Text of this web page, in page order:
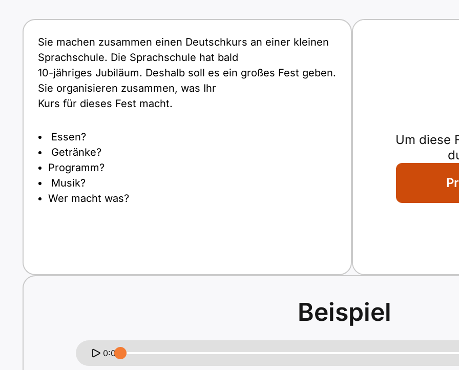
Sie machen zusammen einen Deutschkurs an einer kleinen
Sprachschule. Die Sprachschule hat bald
10-jähriges Jubiläum. Deshalb soll es ein großes Fest geben.
Sie organisieren zusammen, was Ihr
Kurs für dieses Fest macht.
Essen?
Getränke?
Programm?
Musik?
Wer macht was?
Um diese
Beispiel
0:00